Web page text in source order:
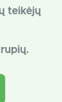
teikėjų